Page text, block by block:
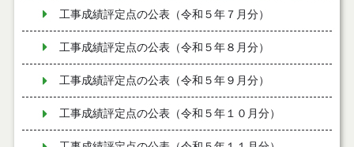
工事成績評定点の公表（令和５年７月分）
工事成績評定点の公表（令和５年８月分）
工事成績評定点の公表（令和５年９月分）
工事成績評定点の公表（令和５年１０月分）